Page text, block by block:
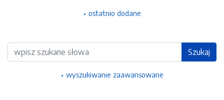
ostatnio dodane
Wyszukiwarka Szukaj
wyszukiwanie zaawansowane